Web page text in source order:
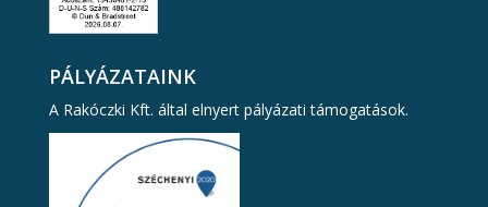
PÁLYÁZATAINK
A Rakóczki Kft. által elnyert pályázati támogatások.